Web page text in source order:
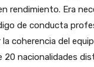
rendimiento. Era
de conducta
coherencia del
20 nacionalidades